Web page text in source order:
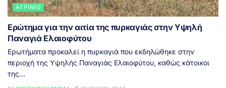
ΑΓΡΊΝΙΟ
Ερώτημα για την αιτία της πυρκαγιάς στην Υψηλή
Παναγιά Ελαιοφύτου
Ερωτήματα προκαλεί η πυρκαγιά που εκδηλώθηκε στην
περιοχή της Υψηλής Παναγιάς Ελαιοφύτου, καθώς κάτοικοι
της...